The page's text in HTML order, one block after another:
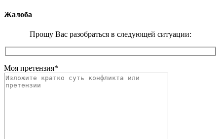
Жалоба
Прошу Вас разобраться в следующей ситуации:
Моя претензия*